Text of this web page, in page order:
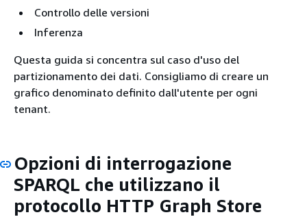
Controllo delle versioni
Inferenza
Questa guida si concentra sul caso d'uso del
partizionamento dei dati. Consigliamo di creare un
grafico denominato definito dall'utente per ogni
tenant.
Opzioni di interrogazione
SPARQL che utilizzano il
protocollo HTTP Graph Store